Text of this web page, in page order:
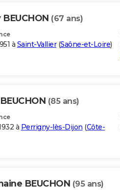
BEUCHON (67 ans)
à Saint-Vallier(Saône-et-Loire)
(85 ans)
à Perrigny-lès-Dijon (Côte-
BEUCHON (95 ans)